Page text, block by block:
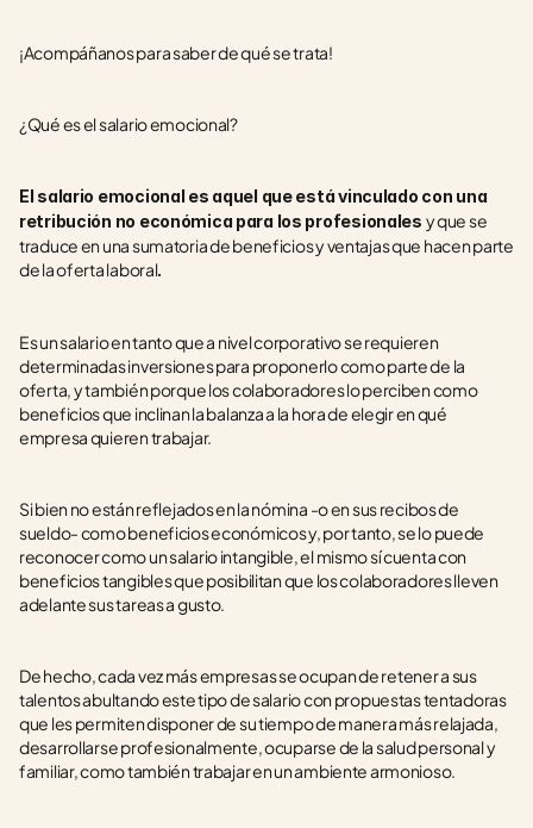
¡Acompáñanos para saber de qué se trata!
¿Qué es el salario emocional?
El salario emocional es aquel que está vinculado con una
retribución no económica para los profesionales y que se
traduce en una sumatoria de beneficios y ventajas que hacen parte
de la oferta laboral.
Es un salario en tanto que a nivel corporativo se requieren
determinadas inversiones para proponerlo como parte de la
oferta, y también porque los colaboradores lo perciben como
beneficios que inclinan la balanza a la hora de elegir en qué
empresa quieren trabajar.
Si bien no están reflejados en la nómina -o en sus recibos de
sueldo- como beneficios económicos y, por tanto, se lo puede
reconocer como un salario intangible, el mismo sí cuenta con
beneficios tangibles que posibilitan que los colaboradores lleven
adelante sus tareas a gusto.
De hecho, cada vez más empresas se ocupan de retener a sus
talentos abultando este tipo de salario con propuestas tentadoras
que les permiten disponer de su tiempo de manera más relajada,
desarrollarse profesionalmente, ocuparse de la salud personal y
familiar, como también trabajar en un ambiente armonioso.